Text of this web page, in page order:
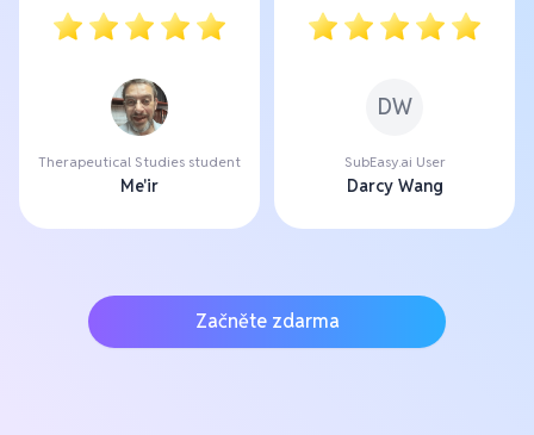
Therapeutical Studies student
Me'ir
DW
SubEasy.ai User
Darcy Wang
Začněte zdarma